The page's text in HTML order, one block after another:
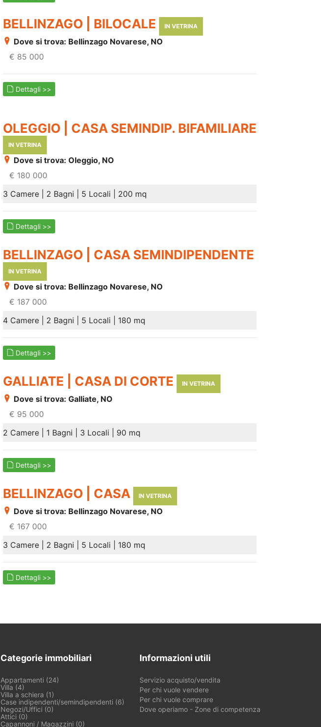
BELLINZAGO | BILOCALE IN VETRINA
Dove si trova: Bellinzago Novarese, NO
€ 85 000
Dettagli >>
OLEGGIO | CASA SEMINDIP. BIFAMILIARE
IN VETRINA
Dove si trova: Oleggio, NO
€ 180 000
3 Camere | 2 Bagni | 5 Locali | 200 mq
Dettagli >>
BELLINZAGO | CASA SEMINDIPENDENTE
IN VETRINA
Dove si trova: Bellinzago Novarese, NO
€ 187 000
4 Camere | 2 Bagni | 5 Locali | 180 mq
Dettagli >>
GALLIATE | CASA DI CORTE IN VETRINA
Dove si trova: Galliate, NO
€ 95 000
2 Camere | 1 Bagni | 3 Locali | 90 mq
Dettagli >>
BELLINZAGO | CASA IN VETRINA
Dove si trova: Bellinzago Novarese, NO
€ 167 000
3 Camere | 2 Bagni | 5 Locali | 180 mq
Dettagli >>
Categorie immobiliari
Appartamenti (24)
Villa (4)
Villa a schiera (1)
Case indipendenti/semindipendenti (6)
Negozi/Uffici (0)
Attici (0)
Capannoni / Magazzini (0)
Informazioni utili
Servizio acquisto/vendita
Per chi vuole vendere
Per chi vuole comprare
Dove operiamo - Zone di competenza